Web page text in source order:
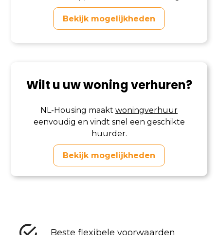
Bekijk mogelijkheden
Wilt u uw woning verhuren?
NL-Housing maakt woningverhuur
eenvoudig en vindt snel een geschikte
huurder.
Bekijk mogelijkheden
Beste flexibele voorwaarden